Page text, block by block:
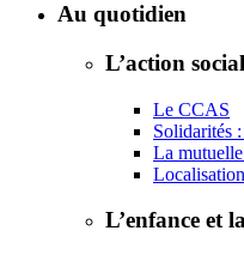
Au quotidien
L’action
Le CCAS
Solidarités
La
L’enfance et